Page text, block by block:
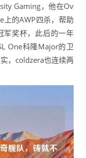
Gaming，他在Ov
的AWP四杀，帮助
军奖杯，此后的一年
One科隆Major的卫
，coldzera也连续两